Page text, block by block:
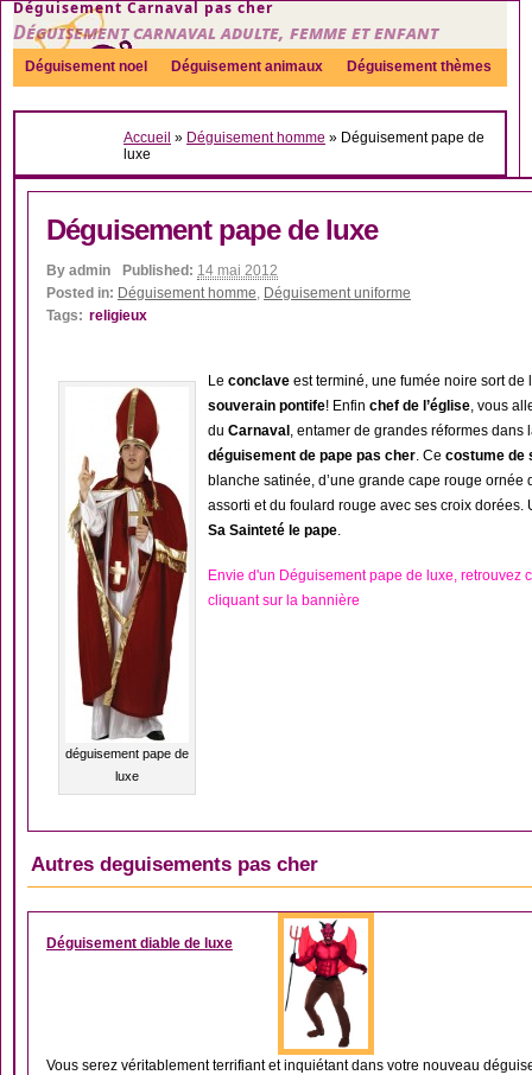
Déguisement Carnaval pas cher
Déguisement carnaval adulte, femme et enfant
Déguisement noel Déguisement animaux Déguisement thèmes
Sexy Déguisement couple Déguisements par genre Idées
Accueil » Déguisement homme » Déguisement pape de
luxe
Déguisement pape de luxe
By admin Published: 14 mai 2012
Posted in: Déguisement homme, Déguisement uniforme
Tags: religieux
déguisement pape de
luxe
Le conclave est terminé, une fumée noire sort de
souverain pontife! Enfin chef de l’église, vous
du Carnaval , entamer de grandes réformes
déguisement de pape pas cher. Ce costume de
blanche satinée, d’une grande cape rouge
assorti et du foulard rouge avec ses croix dorées.
Sa Sainteté le pape.
Envie d'un Déguisement pape de luxe, retrouvez
cliquant sur la bannière
Autres deguisements pas cher
DÉGUISEMENT
Déguisement diable de luxe
Vous serez véritablement terrifiant et inquiétant dans votre nouveau